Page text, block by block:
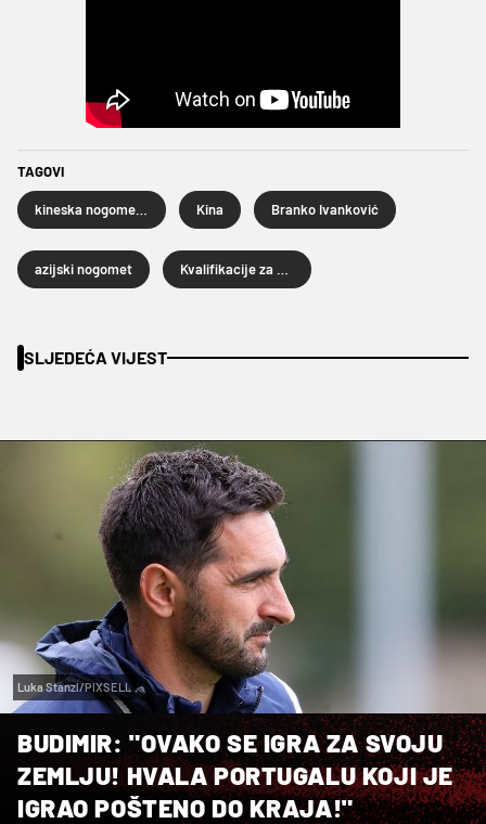
TAGOVI
Kina Branko Ivanković
azijski nogomet
SLJEDEĆA VIJEST
Luka Stanzl/PIXSELL
BUDIMIR: "OVAKO SE IGRA ZA SVOJU
ZEMLJU! HVALA PORTUGALU KOJI JE
IGRAO POŠTENO DO KRAJA!"